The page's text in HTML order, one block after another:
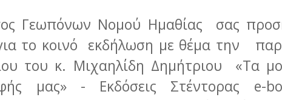
Γεωπόνων Νομού Ημαθίας σας
το κοινό εκδήλωση με θέμα την
του κ. Μιχαηλίδη Δημήτριου «Τα
μας» - Εκδόσεις Στέντορας e-